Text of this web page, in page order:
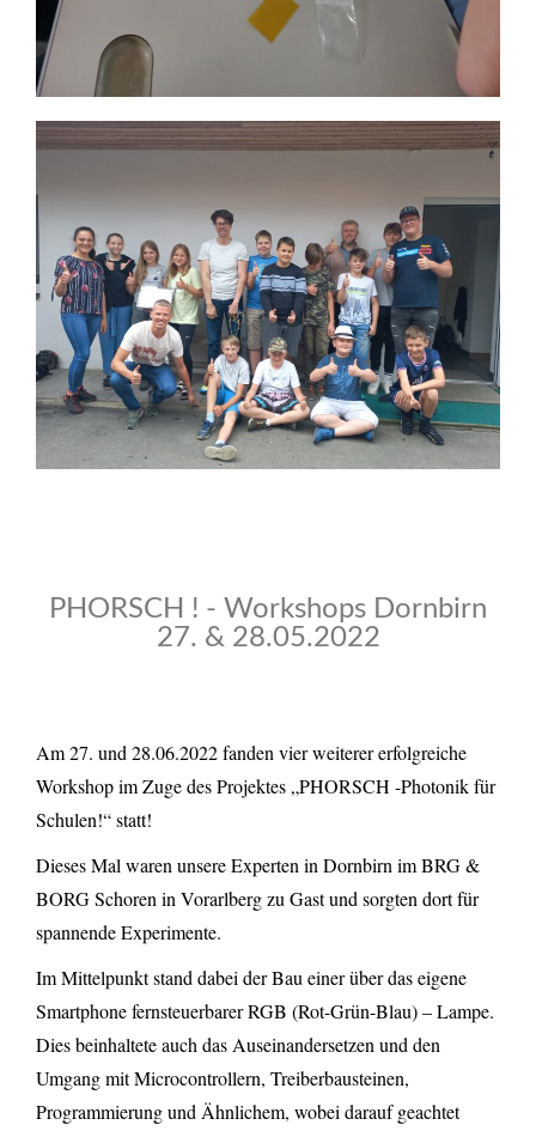
PHORSCH ! - Workshops Dornbirn
27. & 28.05.2022
Am 27. und 28.06.2022 fanden vier weiterer erfolgreiche
Workshop im Zuge des Projektes „PHORSCH -Photonik für
Schulen!“ statt!
Dieses Mal waren unsere Experten in Dornbirn im BRG &
BORG Schoren in Vorarlberg zu Gast und sorgten dort für
spannende Experimente.
Im Mittelpunkt stand dabei der Bau einer über das eigene
Smartphone fernsteuerbarer RGB (Rot-Grün-Blau) – Lampe.
Dies beinhaltete auch das Auseinandersetzen und den
Umgang mit Microcontrollern, Treiberbausteinen,
Programmierung und Ähnlichem, wobei darauf geachtet